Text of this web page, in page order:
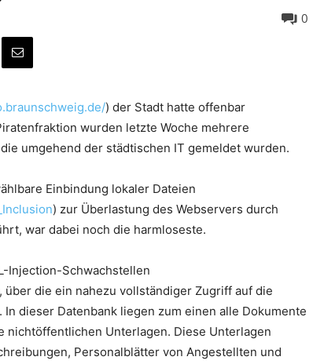
0
) der Stadt hatte offenbar
wurden letzte Woche mehrere
umgehend der städtischen IT gemeldet wurden.
Einbindung lokaler Dateien
) zur Überlastung des Webservers durch
war dabei noch die harmloseste.
Injection-Schwachstellen
über die ein nahezu vollständiger Zugriff auf die
dieser Datenbank liegen zum einen alle Dokumente
nichtöffentlichen Unterlagen. Diese Unterlagen
Personalblätter von Angestellten und